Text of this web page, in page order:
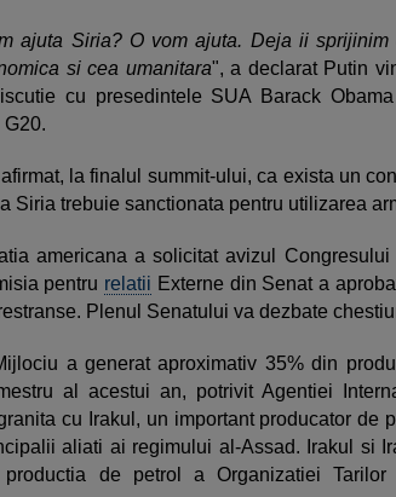
ajuta Siria? O vom ajuta. Deja ii
si cea umanitara", a declarat Putin
cu presedintele SUA Barack
la finalul summit-ului, ca exista un
Siria trebuie sanctionata pentru utilizarea
americana a solicitat avizul
pentru relatii Externe din Senat a
Plenul Senatului va dezbate
a generat aproximativ 35% din
al acestui an, potrivit Agentiei
cu Irakul, un important producator de
aliati ai regimului al-Assad. Irakul si
de petrol a Organizatiei Tarilor